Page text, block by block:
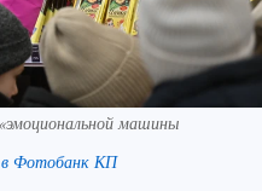
машины
Фотобанк КП